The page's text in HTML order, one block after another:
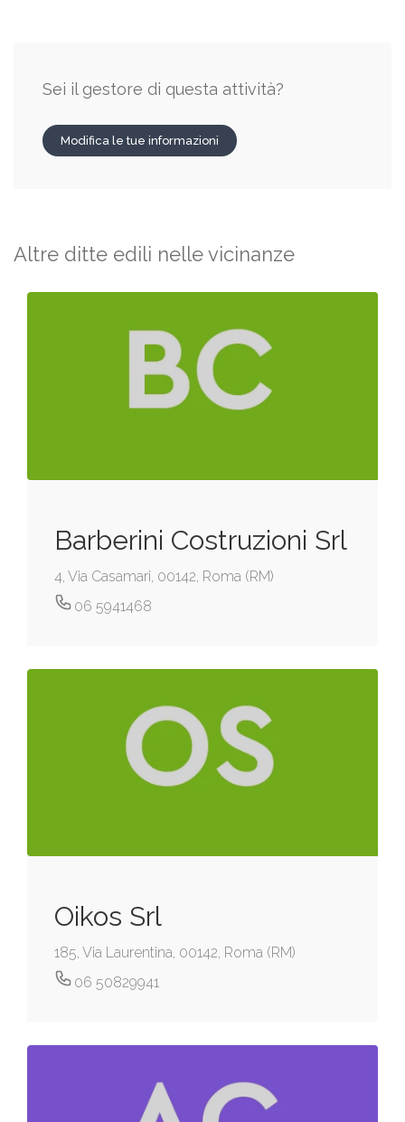
Sei il gestore di questa attività?
Modifica le tue informazioni
Altre ditte edili nelle vicinanze
Barberini Costruzioni Srl
4, Via Casamari, 00142, Roma (RM)
06 5941468
Oikos Srl
185, Via Laurentina, 00142, Roma (RM)
06 50829941